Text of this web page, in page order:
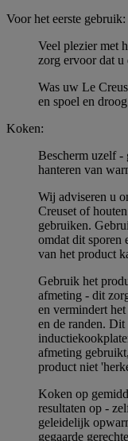
Voor het eerste gebruik:
Veel plezier met
zorg ervoor dat
Was uw Le
en spoel en
Koken:
Bescherm uzelf -
hanteren van
Wij adviseren u
Creuset of
gebruiken.
omdat dit sporen
van het product
Gebruik het
afmeting - dit
en vermindert
en de randen.
afmeting
product niet
Koken op
resultaten op -
geleidelijk
gegaarde